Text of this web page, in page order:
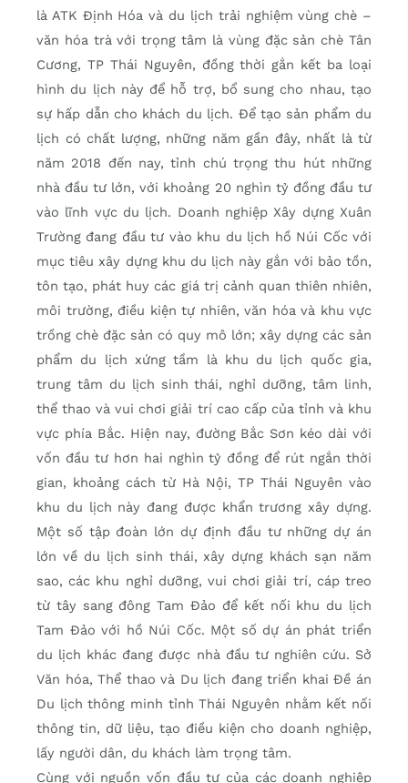
là ATK Định Hóa và du lịch trải nghiệm vùng chè –
văn hóa trà với trọng tâm là vùng đặc sản chè Tân
Cương, TP Thái Nguyên, đồng thời gắn kết ba loại
hình du lịch này để hỗ trợ, bổ sung cho nhau, tạo
sự hấp dẫn cho khách du lịch. Để tạo sản phẩm du
lịch có chất lượng, những năm gần đây, nhất là từ
năm 2018 đến nay, tỉnh chú trọng thu hút những
nhà đầu tư lớn, với khoảng 20 nghìn tỷ đồng đầu tư
vào lĩnh vực du lịch. Doanh nghiệp Xây dựng Xuân
Trường đang đầu tư vào khu du lịch hồ Núi Cốc với
mục tiêu xây dựng khu du lịch này gắn với bảo tồn,
tôn tạo, phát huy các giá trị cảnh quan thiên nhiên,
môi trường, điều kiện tự nhiên, văn hóa và khu vực
trồng chè đặc sản có quy mô lớn; xây dựng các sản
phẩm du lịch xứng tầm là khu du lịch quốc gia,
trung tâm du lịch sinh thái, nghỉ dưỡng, tâm linh,
thể thao và vui chơi giải trí cao cấp của tỉnh và khu
vực phía Bắc. Hiện nay, đường Bắc Sơn kéo dài với
vốn đầu tư hơn hai nghìn tỷ đồng để rút ngắn thời
gian, khoảng cách từ Hà Nội, TP Thái Nguyên vào
khu du lịch này đang được khẩn trương xây dựng.
Một số tập đoàn lớn dự định đầu tư những dự án
lớn về du lịch sinh thái, xây dựng khách sạn năm
sao, các khu nghỉ dưỡng, vui chơi giải trí, cáp treo
từ tây sang đông Tam Đảo để kết nối khu du lịch
Tam Đảo với hồ Núi Cốc. Một số dự án phát triển
du lịch khác đang được nhà đầu tư nghiên cứu. Sở
Văn hóa, Thể thao và Du lịch đang triển khai Đề án
Du lịch thông minh tỉnh Thái Nguyên nhằm kết nối
thông tin, dữ liệu, tạo điều kiện cho doanh nghiệp,
lấy người dân, du khách làm trọng tâm.
Cùng với nguồn vốn đầu tư của các doanh nghiệp